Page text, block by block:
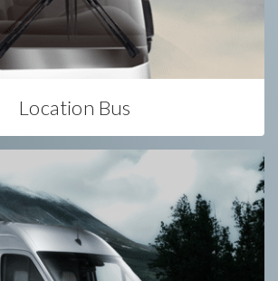
Location Bus